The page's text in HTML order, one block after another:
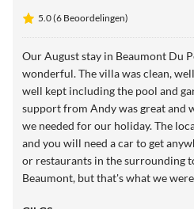
5.0 (6 Beoordelingen)
Our August stay in Beaumont Du
wonderful. The villa was clean, well equipped, and
well kept including the pool and gardens.
support from Andy was great and
we needed for our holiday. The location is very quiet
and you will need a car to get
or restaurants in the surrounding
Beaumont, but that's what we